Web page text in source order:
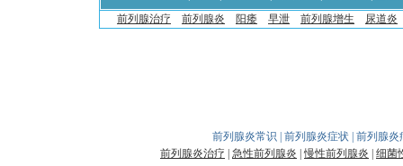
前列腺治疗
前列腺炎 阳痿 早泄 前列腺增生 尿道炎
前列腺炎常识 前列腺炎症状 前列腺炎
前列腺炎治疗
急性前列腺炎 |慢性前列腺炎
细菌